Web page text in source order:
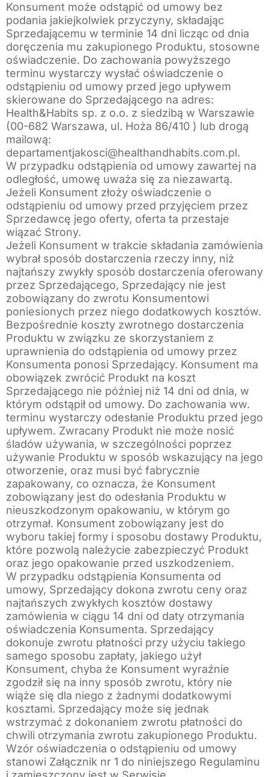
Konsument może odstąpić od umowy bez
podania jakiejkolwiek przyczyny, składając
Sprzedającemu w terminie 14 dni licząc od dnia
doręczenia mu zakupionego Produktu, stosowne
oświadczenie. Do zachowania powyższego
terminu wystarczy wysłać oświadczenie o
odstąpieniu od umowy przed jego upływem
skierowane do Sprzedającego na adres:
Health&Habits sp. z o.o. z siedzibą w Warszawie
(00-682 Warszawa, ul. Hoża 86/410 ) lub drogą
mailową:
departamentjakosci@healthandhabits.com.pl.
W przypadku odstąpienia od umowy zawartej na
odległość, umowę uważa się za niezawartą.
Jeżeli Konsument złoży oświadczenie o
odstąpieniu od umowy przed przyjęciem przez
Sprzedawcę jego oferty, oferta ta przestaje
wiązać Strony.
Jeżeli Konsument w trakcie składania zamówienia
wybrał sposób dostarczenia rzeczy inny, niż
najtańszy zwykły sposób dostarczenia oferowany
przez Sprzedającego, Sprzedający nie jest
zobowiązany do zwrotu Konsumentowi
poniesionych przez niego dodatkowych kosztów.
Bezpośrednie koszty zwrotnego dostarczenia
Produktu w związku ze skorzystaniem z
uprawnienia do odstąpienia od umowy przez
Konsumenta ponosi Sprzedający. Konsument ma
obowiązek zwrócić Produkt na koszt
Sprzedającego nie później niż 14 dni od dnia, w
którym odstąpił od umowy. Do zachowania ww.
terminu wystarczy odesłanie Produktu przed jego
upływem. Zwracany Produkt nie może nosić
śladów używania, w szczególności poprzez
używanie Produktu w sposób wskazujący na jego
otworzenie, oraz musi być fabrycznie
zapakowany, co oznacza, że Konsument
zobowiązany jest do odesłania Produktu w
nieuszkodzonym opakowaniu, w którym go
otrzymał. Konsument zobowiązany jest do
wyboru takiej formy i sposobu dostawy Produktu,
które pozwolą należycie zabezpieczyć Produkt
oraz jego opakowanie przed uszkodzeniem.
W przypadku odstąpienia Konsumenta od
umowy, Sprzedający dokona zwrotu ceny oraz
najtańszych zwykłych kosztów dostawy
zamówienia w ciągu 14 dni od daty otrzymania
oświadczenia Konsumenta. Sprzedający
dokonuje zwrotu płatności przy użyciu takiego
samego sposobu zapłaty, jakiego użył
Konsument, chyba że Konsument wyraźnie
zgodził się na inny sposób zwrotu, który nie
wiąże się dla niego z żadnymi dodatkowymi
kosztami. Sprzedający może się jednak
wstrzymać z dokonaniem zwrotu płatności do
chwili otrzymania zwrotu zakupionego Produktu.
Wzór oświadczenia o odstąpieniu od umowy
stanowi Załącznik nr 1 do niniejszego Regulaminu